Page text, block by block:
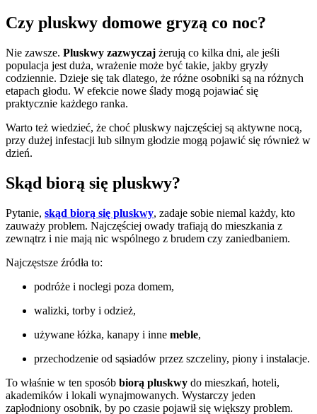
Czy pluskwy domowe gryzą co noc?
Nie zawsze. Pluskwy zazwyczaj żerują co kilka dni, ale jeśli
populacja jest duża, wrażenie może być takie, jakby gryzły
codziennie. Dzieje się tak dlatego, że różne osobniki są na różnych
etapach głodu. W efekcie nowe ślady mogą pojawiać się
praktycznie każdego ranka.
Warto też wiedzieć, że choć pluskwy najczęściej są aktywne nocą,
przy dużej infestacji lub silnym głodzie mogą pojawić się również w
dzień.
Skąd biorą się pluskwy?
Pytanie, skąd biorą się pluskwy, zadaje sobie niemal każdy, kto
zauważy problem. Najczęściej owady trafiają do mieszkania z
zewnątrz i nie mają nic wspólnego z brudem czy zaniedbaniem.
Najczęstsze źródła to:
podróże i noclegi poza domem,
walizki, torby i odzież,
używane łóżka, kanapy i inne meble,
przechodzenie od sąsiadów przez szczeliny, piony i instalacje.
To właśnie w ten sposób biorą pluskwy do mieszkań, hoteli,
akademików i lokali wynajmowanych. Wystarczy jeden
zapłodniony osobnik, by po czasie pojawił się większy problem.